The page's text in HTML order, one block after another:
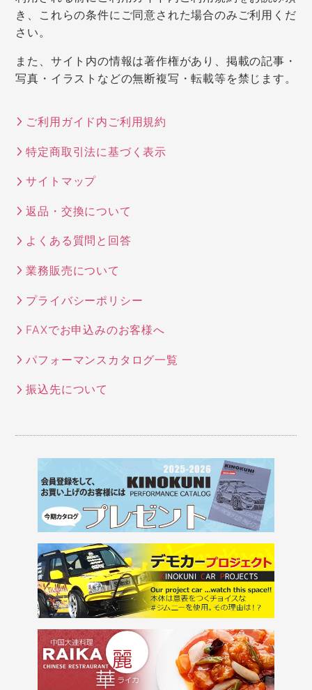
き、これらの条件にご同意された場合のみご利用くだ
さい。
また、サイト内の情報は著作権があり、掲載の記事・
写真・イラストなどの無断複写・転載等を禁じます。
ご利用ガイド内ご利用規約
特定商取引法に基づく表示
サイトマップ
返品・交換について
よくある質問と回答
業務販売について
プライバシーポリシー
FAXでお申込みのお客様へ
パフォーマンスカタログ一覧
振込先について